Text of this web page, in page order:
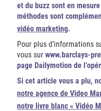
et du buzz sont en
méthodes sont
vidéo marketing.
Pour plus d’informations
vous sur www.barclays-
page Dailymotion de
Si cet article vous a plu,
notre agence de Video
notre livre blanc « Vidéo